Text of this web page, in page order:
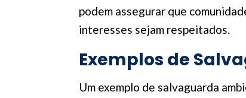
podem assegurar que
interesses sejam respeitados.
Exemplos de
Um exemplo de salvaguarda